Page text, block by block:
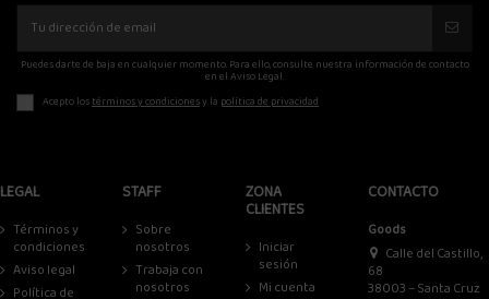
Puedes darte de baja en cualquier momento. Para ello, consulte nuestra información de contacto
en el Aviso Legal.
Acepto lostérminos y condicionesy la política de privacidad
LEGAL
Términos y
condiciones
Aviso legal
Política de
STAFF
Sobre
nosotros
Trabaja con
nosotros
ZONA
CLIENTES
Iniciar
sesión
Mi cuenta
CONTACTO
Goods
Calle del Castillo,
68
38003 – Santa Cruz